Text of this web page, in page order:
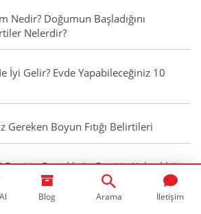
Nedir? Doğumun Başladığını
Nelerdir?
İyi Gelir? Evde Yapabileceğiniz 10
Gereken Boyun Fıtığı Belirtileri
Ferritin Düşüklüğü Ferritin Yüksekliği
Blog Arama İletişim